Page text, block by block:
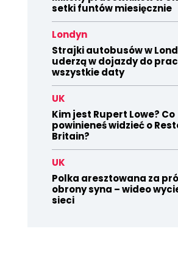
setki funtów miesięcznie
Londyn
Strajki autobusów w
uderzą w dojazdy do
wszystkie daty
UK
Kim jest Rupert Lowe? Co
powinieneś widzieć o
Britain?
UK
Polka aresztowana za
obrony syna – wideo
sieci